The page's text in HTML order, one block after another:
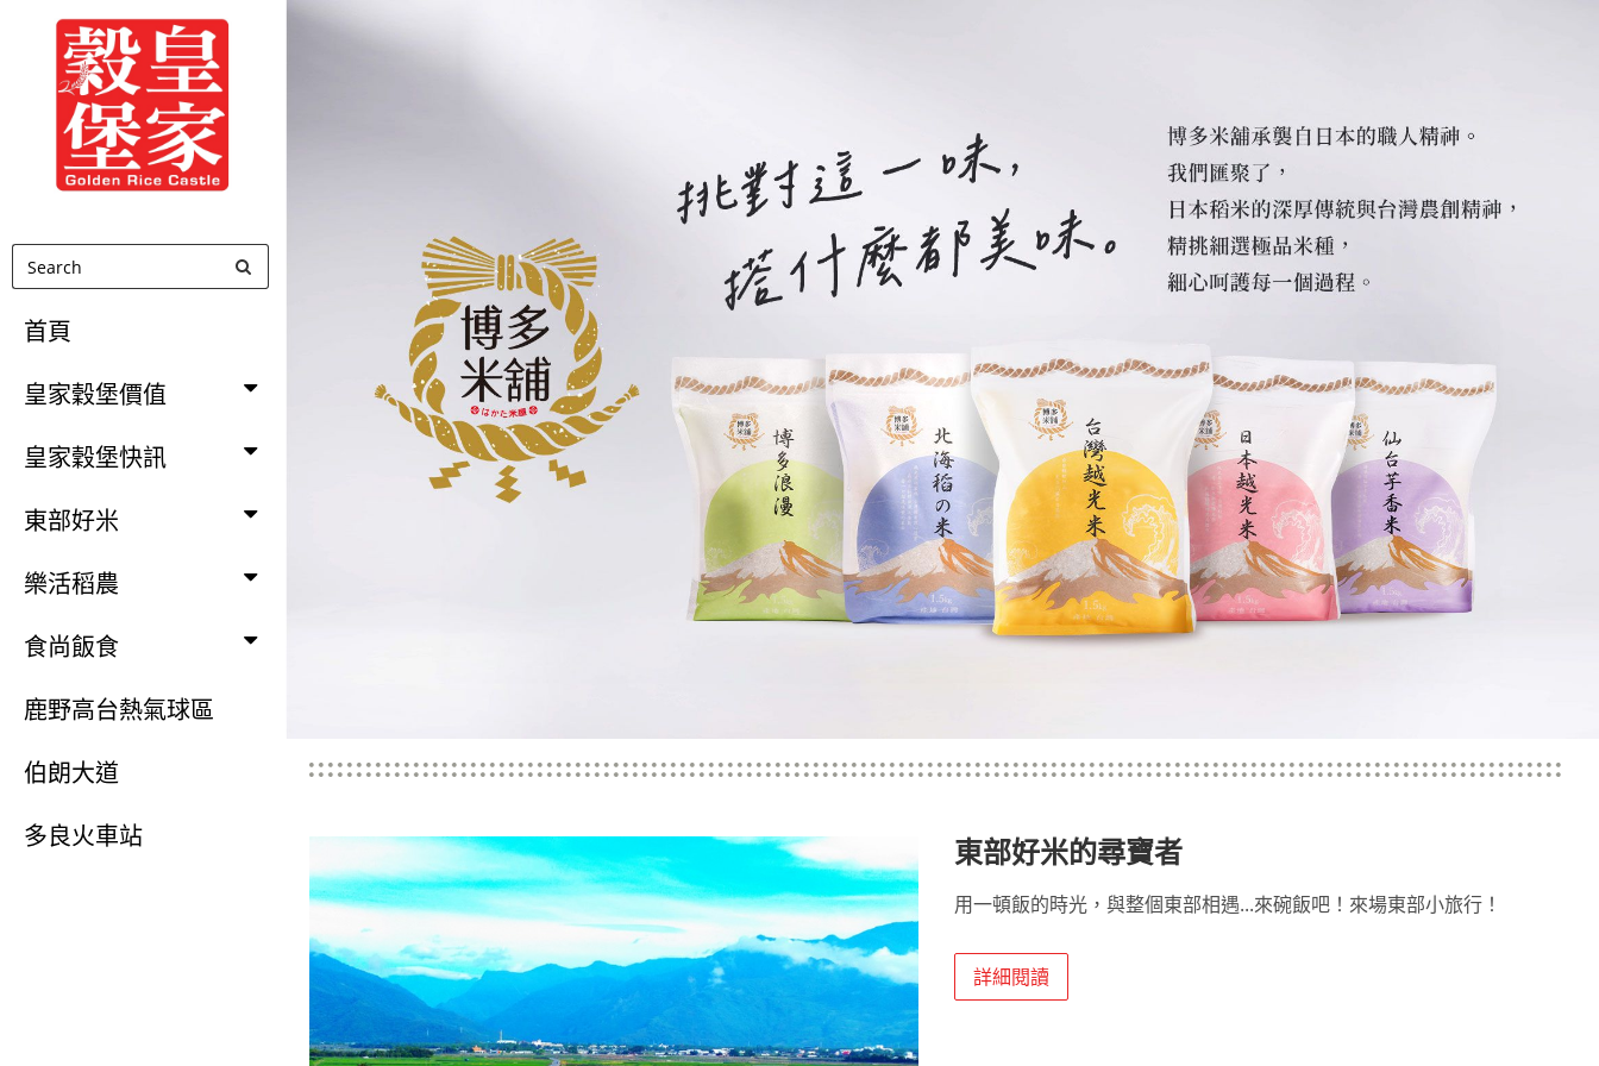
聯
米
企
業
份
有
公
司
首頁
皇家穀堡價值
皇家穀堡快訊
東部好米
樂活稻農
食尚飯食
鹿野高台熱氣球區
伯朗大道
多良火車站
東部好米的尋寶者
用一頓飯的時光，與整個東部相遇...來碗飯吧！來場東部小旅行！
詳細閱讀